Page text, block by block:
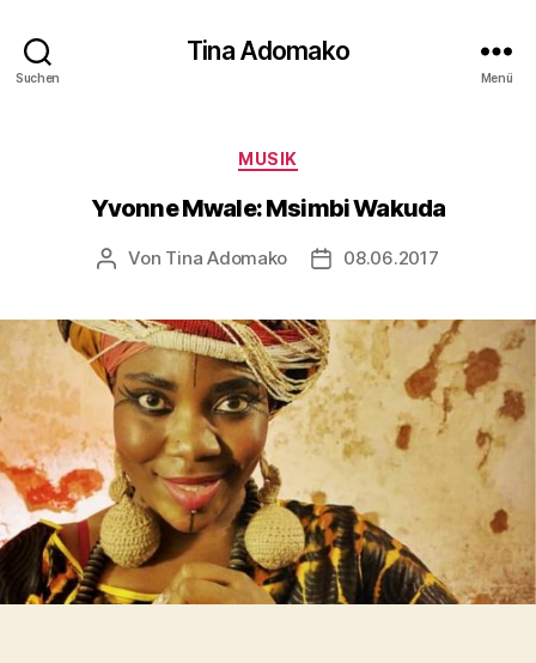
Suchen
Tina Adomako
Menü
Kategorien
MUSIK
Yvonne Mwale: Msimbi Wakuda
Beitragsautor
Von Tina Adomako Veröffentlichungsdatum
08.06.2017